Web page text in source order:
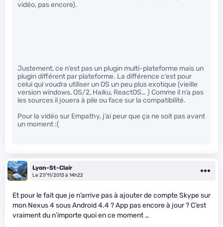
vidéo, pas encore).
Justement, ce n’est pas un plugin multi-plateforme mais un
plugin différent par plateforme. La différence c’est pour
celui qui voudra utiliser un OS un peu plus exotique (vieille
version windows, OS/2, Haiku, ReactOS… ) Comme il n’a pas
les sources il jouera à pile ou face sur la compatibilité.
Pour la vidéo sur Empathy, j’ai peur que ça ne soit pas avant
un moment :(
Lyon-St-Clair
Le 27/11/2013 à 14h22
Et pour le fait que je n’arrive pas à ajouter de compte Skype sur
mon Nexus 4 sous Android 4.4 ? App pas encore à jour ? C’est
vraiment du n’importe quoi en ce moment …